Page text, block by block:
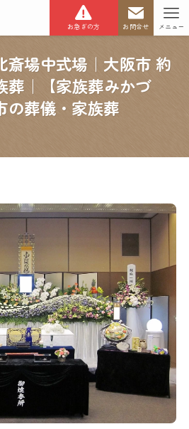
お急ぎの方 お問合せ メニュー
斎場中式場｜大阪市 約
葬｜【家族葬みかづ
の葬儀・家族葬